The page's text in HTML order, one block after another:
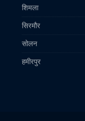
शिमला
सिरमौर
सोलन
हमीरपुर